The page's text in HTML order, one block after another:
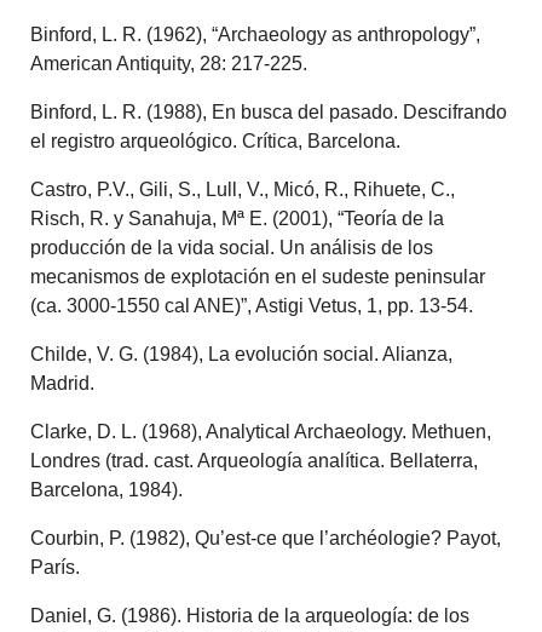
Binford, L. R. (1962), “Archaeology as anthropology”,
American Antiquity, 28: 217-225.
Binford, L. R. (1988), En busca del pasado. Descifrando
el registro arqueológico. Crítica, Barcelona.
Castro, P.V., Gili, S., Lull, V., Micó, R., Rihuete, C.,
Risch, R. y Sanahuja, Mª E. (2001), “Teoría de la
producción de la vida social. Un análisis de los
mecanismos de explotación en el sudeste peninsular
(ca. 3000-1550 cal ANE)”, Astigi Vetus, 1, pp. 13-54.
Childe, V. G. (1984), La evolución social. Alianza,
Madrid.
Clarke, D. L. (1968), Analytical Archaeology. Methuen,
Londres (trad. cast. Arqueología analítica. Bellaterra,
Barcelona, 1984).
Courbin, P. (1982), Qu’est-ce que l’archéologie? Payot,
París.
Daniel, G. (1986). Historia de la arqueología: de los